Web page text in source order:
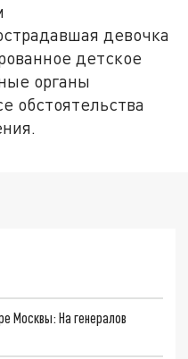
девочка
детское
органы
обстоятельства
Москвы: На генералов